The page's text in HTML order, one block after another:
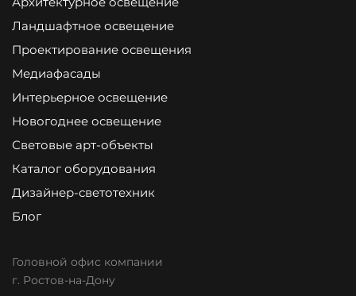
Ландшафтное освещение
Проектирование освещения
Медиафасады
Интерьерное освещение
Новогоднее освещение
Световые арт-объекты
Каталог оборудования
Дизайнер-светотехник
Блог
Головной офис компании
г. Ростов-на-Дону